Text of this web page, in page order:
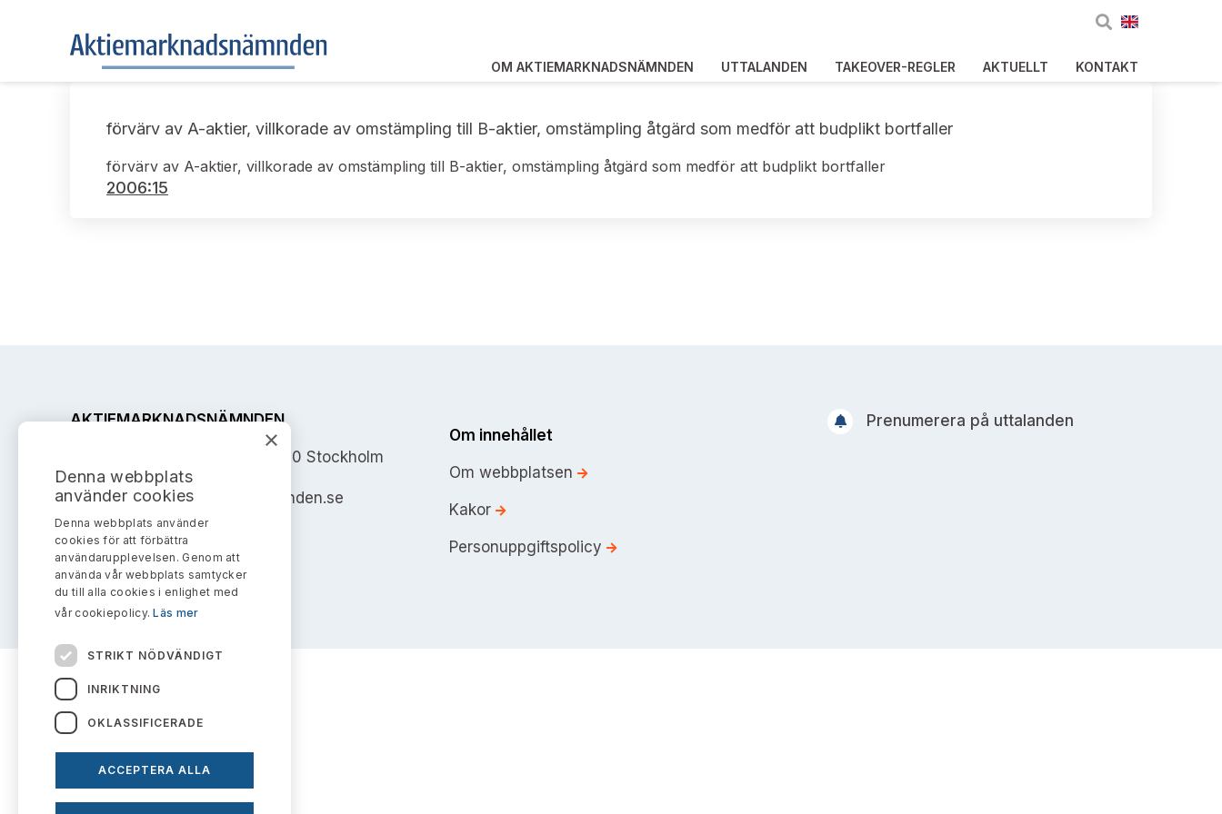
OM AKTIEMARKNADSNÄMNDEN UTTALANDEN TAKEOVER-REGLER AKTUELLT KONTAKT
förvärv av A-aktier, villkorade av omstämpling till B-aktier, omstämpling åtgärd som medför att budplikt bortfaller
förvärv av A-aktier, villkorade av omstämpling till B-aktier, omstämpling åtgärd som medför att budplikt bortfaller
2006:15
AKTIEMARKNADSNÄMNDEN
Address: Box 7354, 103 90 Stockholm
info@aktiemarknadsnamnden.se
Om innehållet
Om webbplatsen
Kakor
Personuppgiftspolicy
Prenumerera på uttalanden
×
Denna webbplats
använder cookies
Denna webbplats använder
cookies för att förbättra
användarupplevelsen. Genom att
använda vår webbplats samtycker
du till alla cookies i enlighet med
vår cookiepolicy.Läs mer
STRIKT NÖDVÄNDIGT
INRIKTNING
OKLASSIFICERADE
ACCEPTERA ALLA